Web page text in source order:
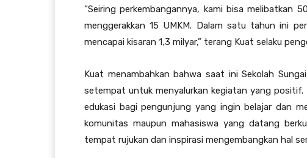
“Seiring perkembangannya, kami bisa melibatkan
menggerakkan 15 UMKM. Dalam satu tahun ini
mencapai kisaran 1,3 milyar,” terang Kuat selaku
Kuat menambahkan bahwa saat ini Sekolah
setempat untuk menyalurkan kegiatan yang
edukasi bagi pengunjung yang ingin belajar dan
komunitas maupun mahasiswa yang datang
tempat rujukan dan inspirasi mengembangkan hal